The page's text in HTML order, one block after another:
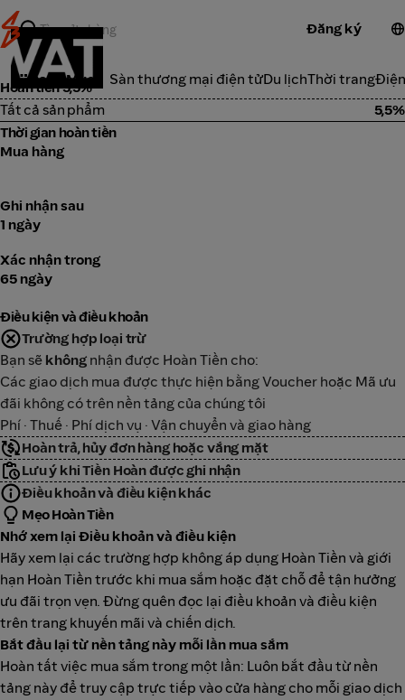
Đăng ký
Danh Mục Sàn thương mại điện tửDu lịchThời trang
Xwatch
Hoàn tiền 5,5%
Tất cả sản phẩm
5,5%
Thời gian hoàn tiền
Mua hàng
Ghi nhận sau
1 ngày
Xác nhận trong
65 ngày
Điều kiện và điều khoản
Trường hợp loại trừ
Bạn sẽ không nhận được Hoàn Tiền cho:
Các giao dịch mua được thực hiện bằng Voucher hoặc Mã ưu
đãi không có trên nền tảng của chúng tôi
Phí · Thuế · Phí dịch vụ · Vận chuyển và giao hàng
Hoàn trả, hủy đơn hàng hoặc vắng mặt
Lưu ý khi Tiền Hoàn được ghi nhận
Điều khoản và điều kiện khác
Mẹo Hoàn Tiền
Nhớ xem lại Điều khoản và điều kiện
Hãy xem lại các trường hợp không áp dụng Hoàn Tiền và giới
hạn Hoàn Tiền trước khi mua sắm hoặc đặt chỗ để tận hưởng
ưu đãi trọn vẹn. Đừng quên đọc lại điều khoản và điều kiện
trên trang khuyến mãi và chiến dịch.
Bắt đầu lại từ nền tảng này mỗi lần mua sắm
Hoàn tất việc mua sắm trong một lần: Luôn bắt đầu từ nền
tảng này để truy cập trực tiếp vào cửa hàng cho mỗi giao dịch